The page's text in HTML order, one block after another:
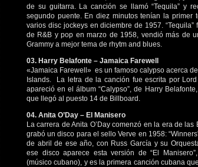
de su guitarra. La canción se llamó “Tequila” y
segundo puente. En diez minutos tenían la primer
varios disc jockeys en diciembre de 1957.
de R&B y pop en marzo de 1958, vendió más de
Grammy a mejor tema de rhytm and blues.
03. Harry Belafonte – Jamaica Farewell
«Jamaica Farewell» es un famoso calypso acerca
Islands. La letra de la canción fue escrita por
apareció en el álbum “Calypso”, de Harry
que llegó al puesto 14 de Billboard.
04. Anita O’Day – El Manisero
La carrera de Anita O’Day comenzó en la era de
grabó un disco para el sello Verve en 1958:
de abril de ese año, con Russ García y su
ese disco aparece esta versión de “El
(músico cubano), y es la primera canción cubana